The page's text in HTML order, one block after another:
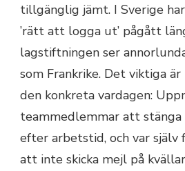
tillgänglig jämt. I Sverige
’rätt att logga ut’ pågått
lagstiftningen ser
som Frankrike. Det viktiga
den konkreta vardagen:
teammedlemmar att
efter arbetstid, och var själv
att inte skicka mejl på